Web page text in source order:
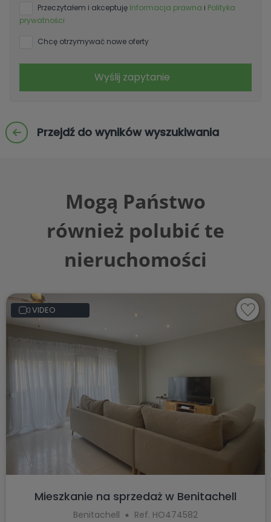
Przeczytałem i akceptuję Informacja prawna i Polityka
prywatności
Chcę otrzymywać nowe oferty
Wyślij zapytanie
Przejdź do wyników wyszukiwania
Mogą Państwo
również polubić te
nieruchomości
VIDEO
Mieszkanie na sprzedaż w Benitachell
Benitachell Ref. HO474582